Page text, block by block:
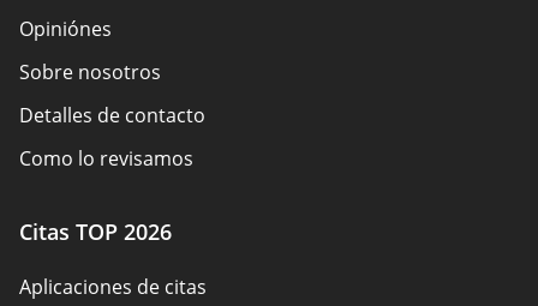
Opiniónes
Sobre nosotros
Detalles de contacto
Como lo revisamos
Resumen de la política
Términos de Uso
Citas TOP 2026
Aplicaciones de citas